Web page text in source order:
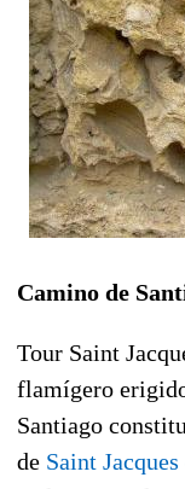
Camino de
Tour Saint
flamígero
Santiago
de Saint